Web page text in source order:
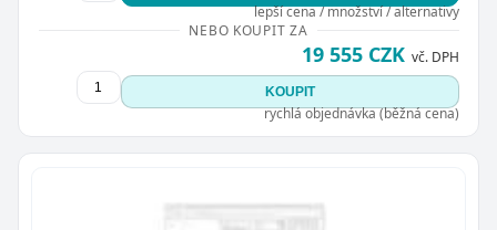
lepší cena / množství / alternativy
NEBO KOUPIT ZA
19 555 CZK vč. DPH
KOUPIT
rychlá objednávka (běžná cena)